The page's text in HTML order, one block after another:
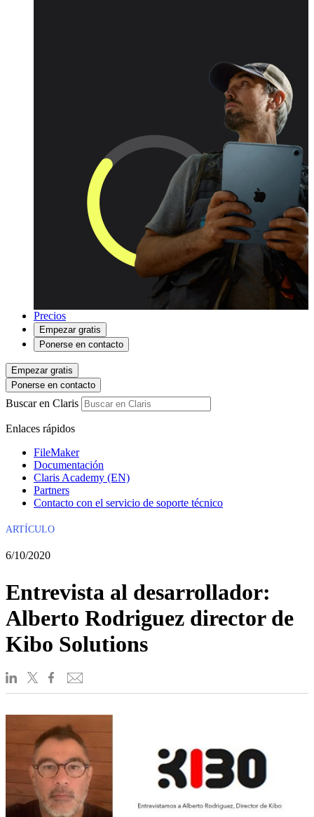
Precios
Empezar gratis
Ponerse en contacto
Empezar gratis
Ponerse en contacto
Buscar en Claris
Enlaces rápidos
FileMaker
Documentación
Claris Academy (EN)
Partners
Contacto con el servicio de soporte técnico
ARTÍCULO
6/10/2020
Entrevista al desarrollador:
Alberto Rodriguez director de
Kibo Solutions